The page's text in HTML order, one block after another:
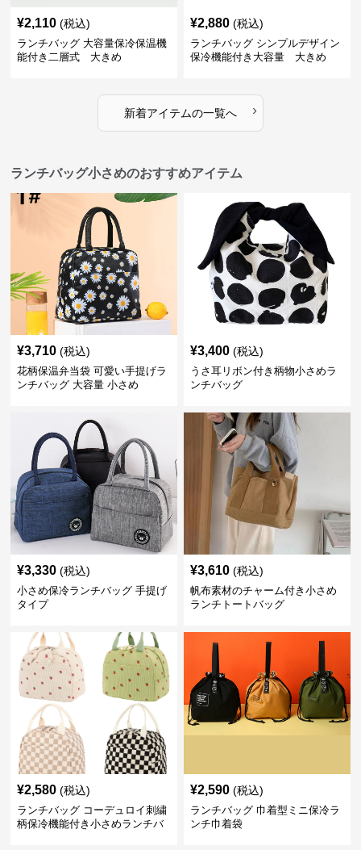
¥2,110 (税込)
ランチバッグ 大容量保冷保温機
能付き二層式 大きめ
¥2,880 (税込)
ランチバッグ シンプルデザイン
保冷機能付き大容量 大きめ
新着アイテムの一覧へ ›
ランチバッグ小さめのおすすめアイテム
¥3,710 (税込)
花柄保温弁当袋 可愛い手提げラ
ンチバッグ 大容量 小さめ
¥3,400 (税込)
うさ耳リボン付き柄物小さめラ
ンチバッグ
¥3,330 (税込)
小さめ保冷ランチバッグ 手提げ
タイプ
¥3,610 (税込)
帆布素材のチャーム付き小さめ
ランチトートバッグ
¥2,580 (税込)
ランチバッグ コーデュロイ刺繍
柄保冷機能付き小さめランチバ
¥2,590 (税込)
ランチバッグ 巾着型ミニ保冷ラ
ンチ巾着袋